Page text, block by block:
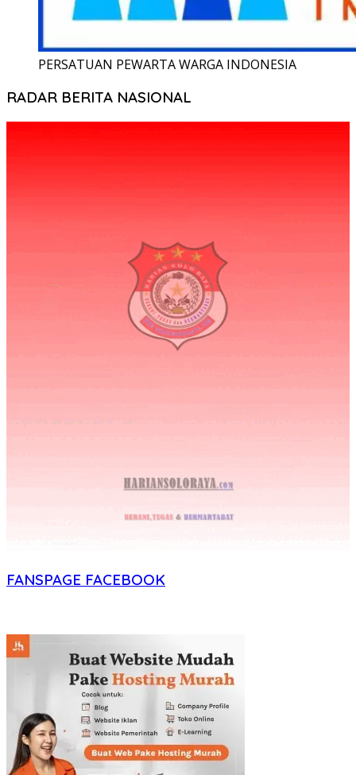
PERSATUAN PEWARTA WARGA INDONESIA
RADAR BERITA NASIONAL
FANSPAGE FACEBOOK